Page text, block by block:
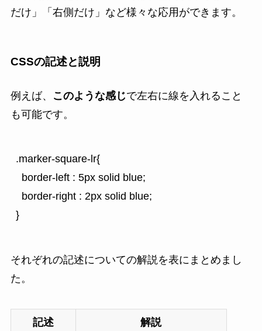
だけ」「右側だけ」など様々な応用ができます。
CSSの記述と説明
例えば、 このような感じで左右に線を入れること
も可能です。
.marker-square-lr{
  border-left : 5px solid blue;
  border-right : 2px solid blue;
}
それぞれの記述についての解説を表にまとめまし
た。
記述 解説